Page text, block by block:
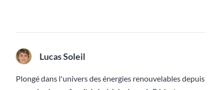
Lucas Soleil
Plongé dans l'univers des énergies renouvelables depuis